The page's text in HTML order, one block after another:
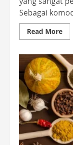
Sebagai
Read More
Jual
Biji